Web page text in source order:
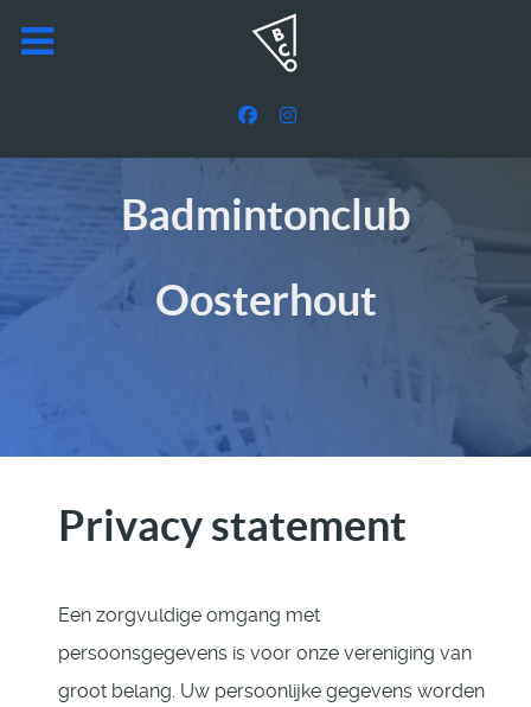
Badmintonclub
Oosterhout
Privacy statement
Een zorgvuldige omgang met
persoonsgegevens is voor onze vereniging van
groot belang. Uw persoonlijke gegevens worden